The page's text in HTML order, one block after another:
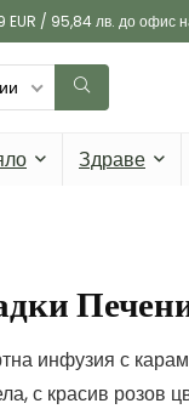
EUR / 95,84 лв. до офис
Здраве
инфузия с
с красив розов